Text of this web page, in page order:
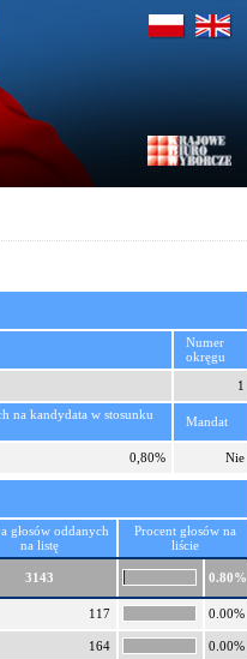
Numer
okręgu
1
na kandydata w stosunku
Mandat
0,80% Nie
głosów oddanych
na listę
Procent głosów na
liście
3143 0.80%
117 0.00%
164 0.00%